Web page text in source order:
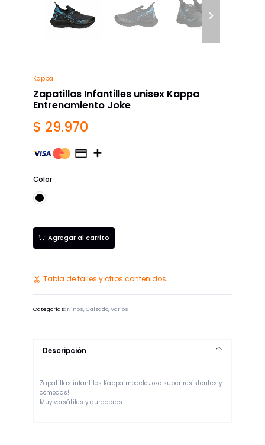
Kappa
Zapatillas Infantilles unisex Kappa
Entrenamiento Joke
$ 29.970
Color
Negro
Agregar al carrito
Tabla de talles y otros contenidos
Categorías: Niños,Calzado,Varios
Descripción
Zapatillas infantiles Kappa modelo Joke super resistentes y
cómodas!!
Muy versátiles y duraderas.